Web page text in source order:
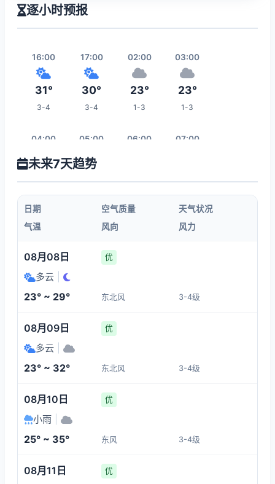
逐小时预报
16:00
31°
3-4
17:00
30°
3-4
02:00
23°
1-3
03:00
23°
1-3
04:00
23°
05:00
23°
06:00 07:00
08:00
29°
1-3
09:00 11:00
18:00
28°
3-4
12:00 14:00
34°
3-4 3-4
22:00 23:00
未来7天趋势
日期 空气质量
天气状况
气温
风向 风力
08月08日 优
多云
23° ~ 29° 东北风 3-4级
08月09日 优
多云
23° ~ 32° 东北风 3-4级
08月10日 优
小雨
25° ~ 35° 东风 3-4级
08月11日 优